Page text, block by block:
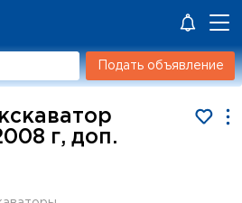
Подать объявление
г, доп.